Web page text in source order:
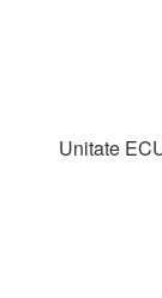
Unitate